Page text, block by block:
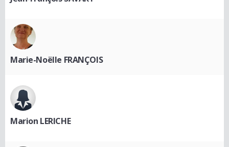
Marie-Noëlle FRANÇOIS
Marion LERICHE